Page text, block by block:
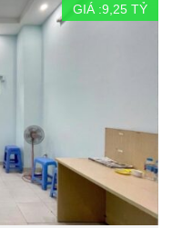
GIÁ :9,25 TỶ